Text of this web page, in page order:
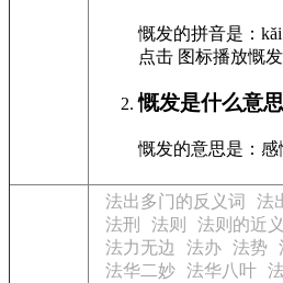
慨发的拼音是：kăi
点击 图标播放慨
慨发是什么意
慨发的意思是：感
法出多门的反义词 法
法刑
法则 法则的近
法力无边
法办 法势
法华二妙 法华八叶